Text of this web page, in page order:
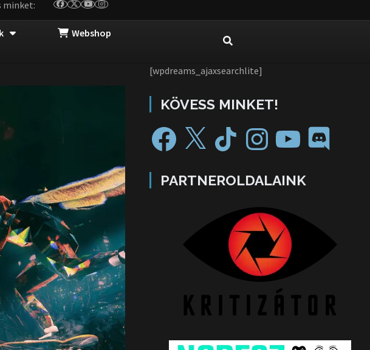
minket:
Webshop
[wpdreams_ajaxsearchlite]
KÖVESS MINKET!
PARTNEROLDALAINK